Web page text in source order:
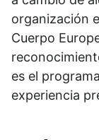
organización
Cuerpo
es el
experiencia